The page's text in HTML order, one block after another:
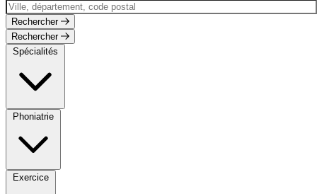
Rechercher
Rechercher
Spécialités
Phoniatrie
Exercice